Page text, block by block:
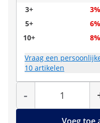
3+
3%
5+
6%
10+
8%
Vraag een
10 artikelen
-
Hoeveelheid